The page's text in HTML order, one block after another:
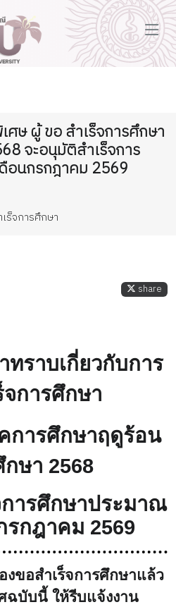
ษ ผู้ ขอ สำเร็จการศึกษา
จะอนุมัติสำเร็จการ
อนกรกฎาคม 2569
ร็จการศึกษา
share
ราบเกี่ยวกับการ
จการศึกษา
การศึกษาฤดูร้อน
ษา 2568
ารศึกษาประมาณ
รกฎาคม 2569
ขอสำเร็จการศึกษาแล้ว
ฉบับนี้ ให้รีบแจ้งงาน